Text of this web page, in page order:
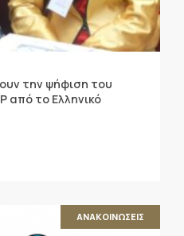
την ψήφιση του
από το Ελληνικό
ΑΝΑΚΟΙΝΩΣΕΙΣ